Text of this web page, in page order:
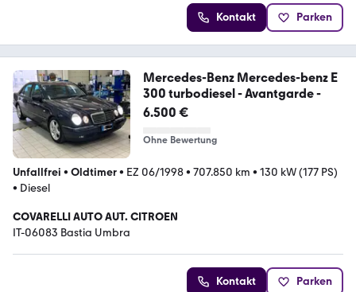
Kontakt Parken
Mercedes-Benz Mercedes-benz E
300 turbodiesel - Avantgarde -
6.500 €
Ohne Bewertung
Unfallfrei • Oldtimer• EZ 06/1998• 707.850 km • 130 kW (177 PS)
• Diesel
COVARELLI AUTO AUT. CITROEN
IT-06083 Bastia Umbra
Kontakt Parken